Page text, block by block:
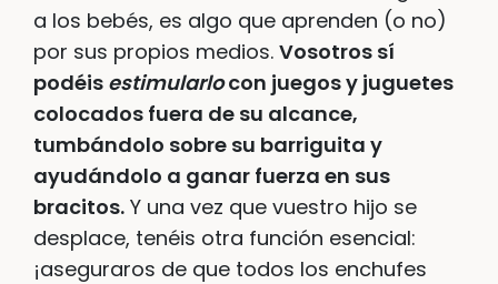
a los bebés, es algo que aprenden (o no)
por sus propios medios. Vosotros sí
podéis estimularlocon juegos y juguetes
colocados fuera de su alcance,
tumbándolo sobre su barriguita y
ayudándolo a ganar fuerza en sus
bracitos. Y una vez que vuestro hijo se
desplace, tenéis otra función esencial:
¡aseguraros de que todos los enchufes